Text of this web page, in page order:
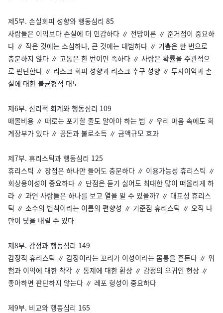
제5부. 손실회피 성향와 행동심리 85
사람들은 이익보다 손실에 더 민감하다 ∥ 전망이론 ∥ 준거점이 중요하
다 ∥ 작은 것에는 소심하나, 큰 것에는 대범하다 ∥ 기쁨은 한 번으로
충분하지 않다 ∥ 고통은 한 번이면 족하다 ∥ 사람은 확률을 주관적으
로 판단한다 ∥ 리스크 회피 성향과 리스크 추구 성향 ∥ 투자이익과 손
실에 대한 불균형적 태도
제6부. 심리적 회계와 행동심리 109
매몰비용 ∥ 때로는 포기할 줄도 알아야 하는 법 ∥ 우리 마음 속에도 회
계장부가 있다 ∥ 꽁돈과 불로소득 ∥ 금액규모 효과
제7부. 휴리스틱과 행동심리 125
휴리스틱 ∥ 장점은 하나만 들어도 충분하다 ∥ 이용가능성 휴리스틱 ∥
회상용이성이 중요하다 ∥ 단점은 듣기 싫어도 최대한 많이 떠올리게 하
라 ∥ 과연 사람들은 하나를 보고 열을 알 수 있을까? ∥ 대표성 휴리스
틱 ∥ 소수의 법칙이라는 이름의 편향성 ∥ 기준점 휴리스틱 ∥ 오직 나
만이 닻을 내릴 수 있다
제8부. 감정과 행동심리 149
감정적 휴리스틱 ∥ 감정이라는 꼬리가 이성이라는 몸통을 흔든다 ∥ 위
험과 이익에 대한 착각 ∥ 통제에 대한 환상 ∥ 감정의 오귀인 현상 ∥
좋아하면 판단하지 않는다 ∥ 레포 형성이 중요하다
제9부. 비교와 행동심리 165